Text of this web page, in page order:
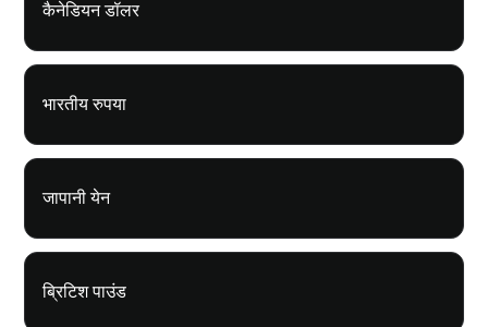
कैनेडियन डॉलर
भारतीय रुपया
जापानी येन
ब्रिटिश पाउंड